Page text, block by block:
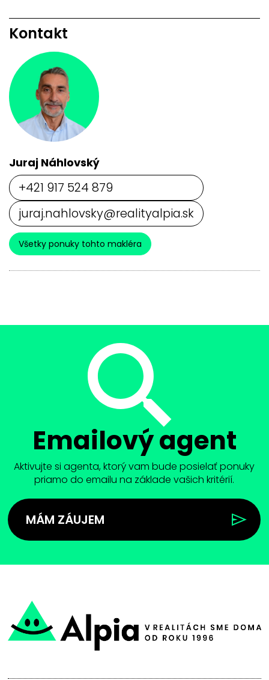
Kontakt
Juraj Náhlovský
+421 917 524 879
juraj.nahlovsky@realityalpia.sk
Všetky ponuky tohto makléra
Emailový agent
Aktivujte si agenta, ktorý vam bude posielať ponuky
priamo do emailu na základe vašich kritérií.
MÁM ZÁUJEM